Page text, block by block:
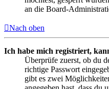
an die Board-
Nach oben
Ich habe mich registriert,
Überprüfe zuerst, ob du
richtige Passwort
gibt es zwei